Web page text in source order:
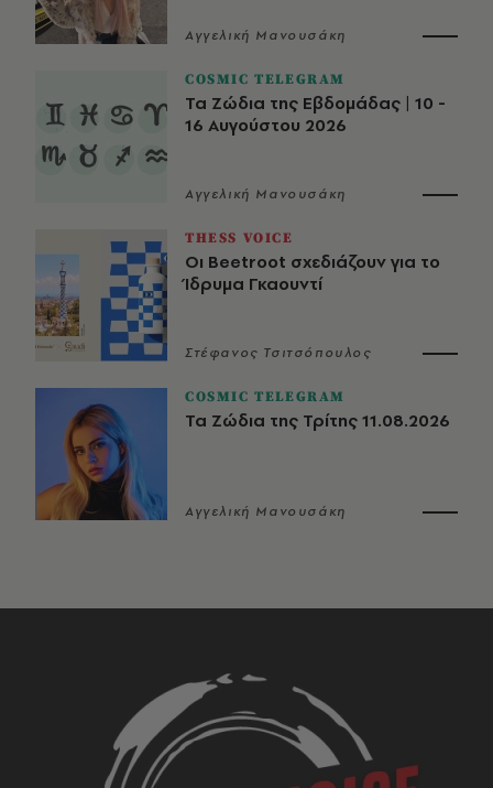
Αγγελική Μανουσάκη
COSMIC TELEGRAM
Τα Ζώδια της Εβδομάδας | 10 -
16 Αυγούστου 2026
Αγγελική Μανουσάκη
THESS VOICE
Οι Beetroot σχεδιάζουν για το
Ίδρυμα Γκαουντί
Στέφανος Τσιτσόπουλος
COSMIC TELEGRAM
Τα Ζώδια της Τρίτης 11.08.2026
Αγγελική Μανουσάκη